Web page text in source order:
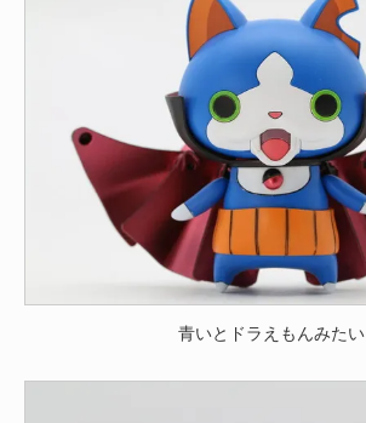
青いとドラえもんみたい